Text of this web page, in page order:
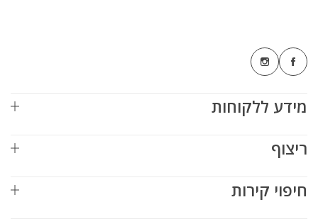
מידע ללקוחות
ריצוף
חיפוי קירות